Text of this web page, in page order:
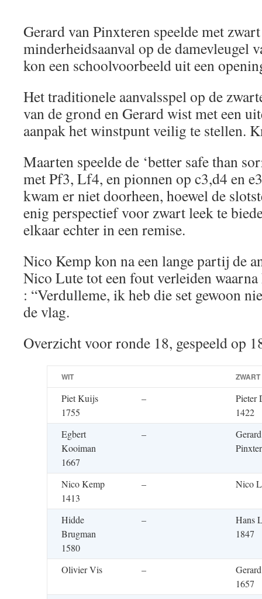
Gerard van Pinxteren speelde met
minderheidsaanval op de damevleugel
kon een schoolvoorbeeld uit een
Het traditionele aanvalsspel op de
van de grond en Gerard wist met een
aanpak het winstpunt veilig te stellen.
Maarten speelde de ‘better safe than
met Pf3, Lf4, en pionnen op c3,d4 en
kwam er niet doorheen, hoewel de
enig perspectief voor zwart leek te
elkaar echter in een remise.
Nico Kemp kon na een lange partij de
Nico Lute tot een fout verleiden
: “Verdulleme, ik heb die set gewoon
de vlag.
Overzicht voor ronde 18, gespeeld op
WIT ZWART
Piet Kuijs
1755
–
Pieter
1422
Egbert
Kooiman
1667
–
Nico Kemp
1413
– Nico
Hidde
Brugman
1580
–
Hans
1847
Olivier Vis –
1657